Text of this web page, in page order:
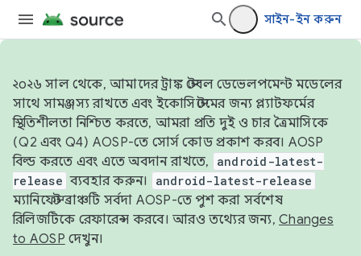
সাইন-ইন করুন
২০২৬ সাল থেকে, আমাদের ট্রাঙ্ক স্টেবল ডেভেলপমেন্ট মডেলের
সাথে সামঞ্জস্য রাখতে এবং ইকোসিস্টেমের জন্য প্ল্যাটফর্মের
স্থিতিশীলতা নিশ্চিত করতে, আমরা প্রতি দুই ও চার ত্রৈমাসিকে
(Q2 এবং Q4) AOSP-তে সোর্স কোড প্রকাশ করব। AOSP
বিল্ড করতে এবং এতে অবদান রাখতে,
android-latest-
release ব্যবহার করুন। android-latest-release
ম্যানিফেস্ট ব্রাঞ্চটি সর্বদা AOSP-তে পুশ করা সর্বশেষ
রিলিজটিকে রেফারেন্স করবে। আরও তথ্যের জন্য, Changes
to AOSP দেখুন।